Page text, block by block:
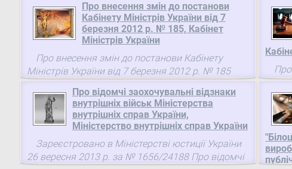
Про внесення змін до постанови
Кабінету Міністрів України від 7
березня 2012 р. № 185, Кабінет
Міністрів України
Про внесення змін до постанови Кабінету
Міністрів України від 7 березня 2012 р. № 185
Кабінет Міністрів України постановляє: Внести до
постанови Кабінету Міністрів України від 7
березня 2012 р. № 185( 185-2012-п ) "Про
затвердження Порядку та умов надання у 2012
бюджету м. Славутича на виконання заходів із
запобігання аваріям та техногенним
Про відомчі заохочувальні відзнаки
внутрішніх військ Міністерства
внутрішніх справ України,
Міністерство внутрішніх справ України
Зареєстровано в Міністерстві юстиції України
26 вересня 2013 р. за № 1656/24188 Про відомчі